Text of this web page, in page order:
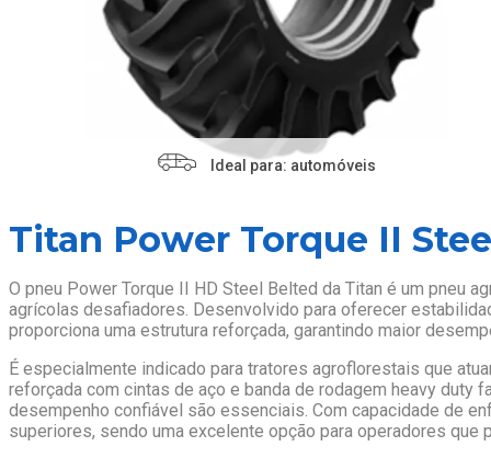
Ideal para: automóveis
Titan Power Torque II
O pneu Power Torque II HD Steel Belted da Titan é um pneu
agrícolas desafiadores. Desenvolvido para oferecer
proporciona uma estrutura reforçada, garantindo maior
É especialmente indicado para tratores agroflorestais que
reforçada com cintas de aço e banda de rodagem heavy duty
desempenho confiável são essenciais. Com capacidade de
superiores, sendo uma excelente opção para operadores